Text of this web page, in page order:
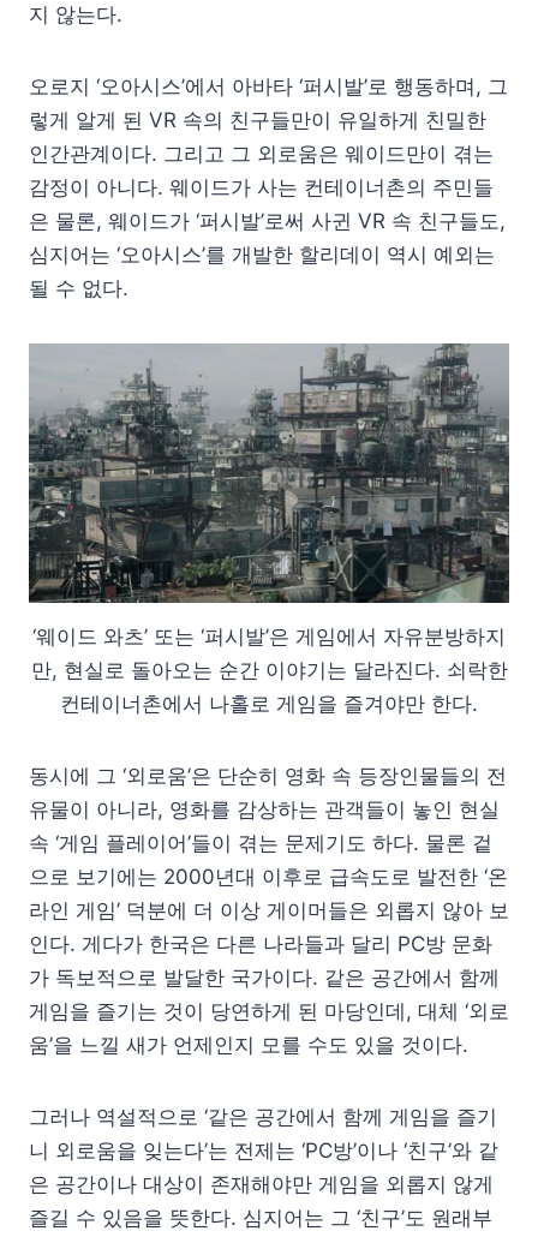
지 않는다.
오로지 ‘오아시스’에서 아바타 ‘퍼시발’로 행동하며, 그
렇게 알게 된 VR 속의 친구들만이 유일하게 친밀한
인간관계이다. 그리고 그 외로움은 웨이드만이 겪는
감정이 아니다. 웨이드가 사는 컨테이너촌의 주민들
은 물론, 웨이드가 ‘퍼시발’로써 사귄 VR 속 친구들도,
심지어는 ‘오아시스’를 개발한 할리데이 역시 예외는
될 수 없다.
‘웨이드 와츠’ 또는 ‘퍼시발’은 게임에서 자유분방하지
만, 현실로 돌아오는 순간 이야기는 달라진다. 쇠락한
컨테이너촌에서 나홀로 게임을 즐겨야만 한다.
동시에 그 ‘외로움’은 단순히 영화 속 등장인물들의 전
유물이 아니라, 영화를 감상하는 관객들이 놓인 현실
속 ‘게임 플레이어’들이 겪는 문제기도 하다. 물론 겉
으로 보기에는 2000년대 이후로 급속도로 발전한 ‘온
라인 게임’ 덕분에 더 이상 게이머들은 외롭지 않아 보
인다. 게다가 한국은 다른 나라들과 달리 PC방 문화
가 독보적으로 발달한 국가이다. 같은 공간에서 함께
게임을 즐기는 것이 당연하게 된 마당인데, 대체 ‘외로
움’을 느낄 새가 언제인지 모를 수도 있을 것이다.
그러나 역설적으로 ‘같은 공간에서 함께 게임을 즐기
니 외로움을 잊는다’는 전제는 ‘PC방’이나 ‘친구’와 같
은 공간이나 대상이 존재해야만 게임을 외롭지 않게
즐길 수 있음을 뜻한다. 심지어는 그 ‘친구’도 원래부